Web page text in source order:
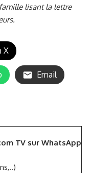
lisant la lettre
X
Email
TV sur WhatsApp